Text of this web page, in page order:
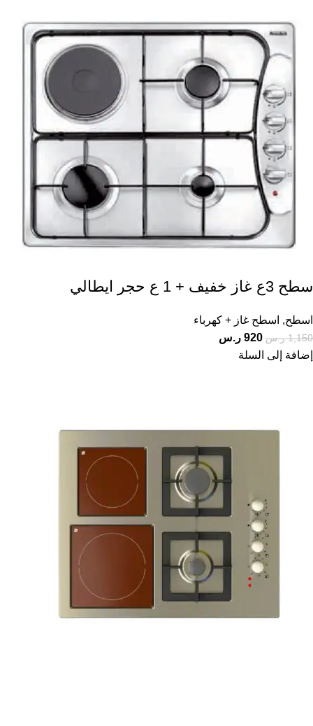
سطح 3ع غاز خفيف + 1 ع حجر ايطالي
اسطح, اسطح غاز + كهرباء
1,150 ر.س 920 ر.س
إضافة إلى السلة